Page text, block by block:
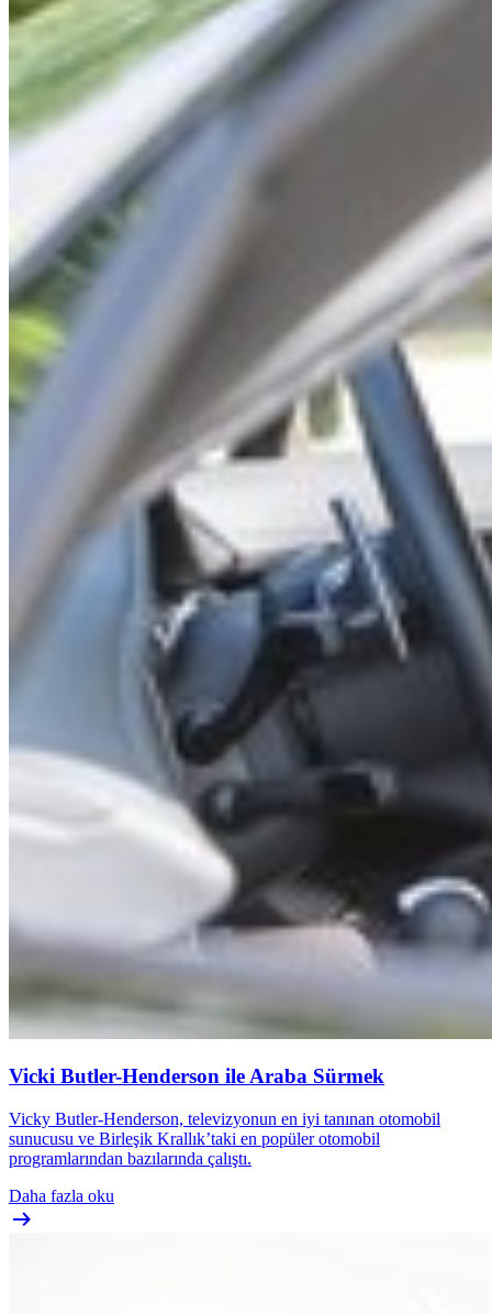
Vicki Butler-Henderson ile Araba Sürmek
Vicky Butler-Henderson, televizyonun en iyi tanınan otomobil
sunucusu ve Birleşik Krallık’taki en popüler otomobil
programlarından bazılarında çalıştı.
Daha fazla oku